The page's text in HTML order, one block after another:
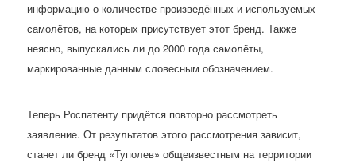
информацию о количестве произведённых и используемых
самолётов, на которых присутствует этот бренд. Также
неясно, выпускались ли до 2000 года самолёты,
маркированные данным словесным обозначением.
Теперь Роспатенту придётся повторно рассмотреть
заявление. От результатов этого рассмотрения зависит,
станет ли бренд «Туполев» общеизвестным на территории